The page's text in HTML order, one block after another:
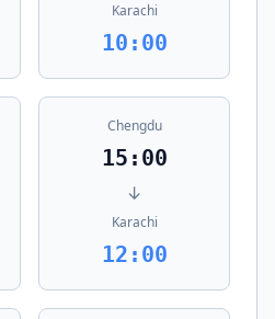
Karachi
10:00
Chengdu
15:00
↓
Karachi
12:00